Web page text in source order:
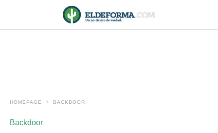
HOMEPAGE BACKDOOR
Backdoor